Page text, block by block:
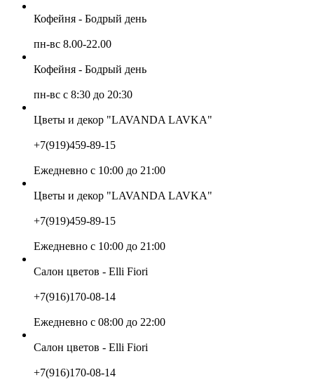
Кофейня - Бодрый день
пн-вс 8.00-22.00
Кофейня - Бодрый день
пн-вс с 8:30 до 20:30
Цветы и декор "LAVANDA LAVKA"
+7(919)459-89-15
Ежедневно с 10:00 до 21:00
Цветы и декор "LAVANDA LAVKA"
+7(919)459-89-15
Ежедневно с 10:00 до 21:00
Салон цветов - Elli Fiori
+7(916)170-08-14
Ежедневно с 08:00 до 22:00
Салон цветов - Elli Fiori
+7(916)170-08-14